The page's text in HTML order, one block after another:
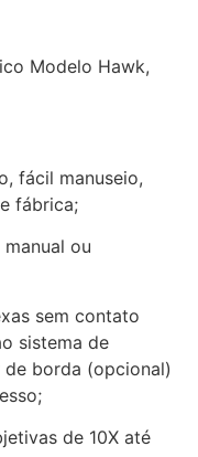
Modelo Hawk,
fácil manuseio,
fábrica;
ou
sem contato
sistema de
borda (opcional)
de 10X até